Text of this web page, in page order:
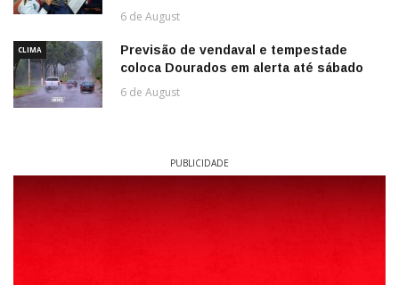
6 de August
CLIMA
Previsão de vendaval e tempestade
coloca Dourados em alerta até sábado
6 de August
PUBLICIDADE